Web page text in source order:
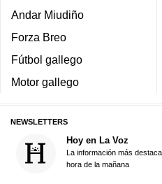
Andar Miudiño
Forza Breo
Fútbol gallego
Motor gallego
NEWSLETTERS
Hoy en La Voz
La información más
hora de la mañana